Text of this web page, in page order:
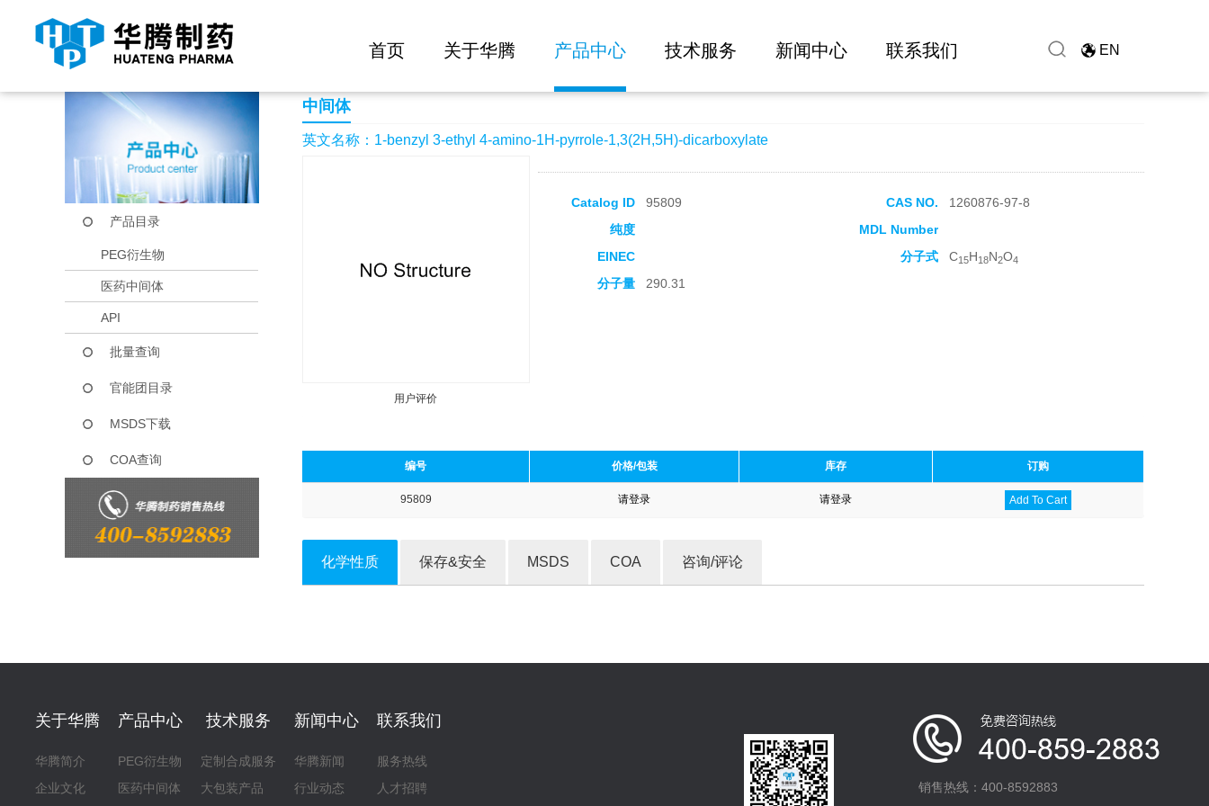
首页 关于华腾 产品中心 技术服务 新闻中心 联系我们 EN
当前位置： 首页 产品中心 1-benzyl 3-ethyl 4-amino-1H-pyrrole-1,3(2H,5H)-dicarboxylate
产品目录
PEG衍生物
医药中间体
API
批量查询
官能团目录
MSDS下载
COA查询
中间体
英文名称：1-benzyl 3-ethyl 4-amino-1H-pyrrole-1,3(2H,5H)-dicarboxylate
用户评价
Catalog ID 95809 CAS NO.
1260876-97-8
纯度
MDL Number
EINEC
分子式 C15H18N2O4
分子量 290.31
编号 价格/包装 库存 订购
95809 请登录 请登录 Add To Cart
化学性质 保存&安全 MSDS COA 咨询/评论
关于华腾
华腾简介
企业文化
产品中心
PEG衍生物
医药中间体
技术服务
定制合成服务
大包装产品
新闻中心
华腾新闻
行业动态
联系我们
服务热线
人才招聘
销售热线：400-8592883